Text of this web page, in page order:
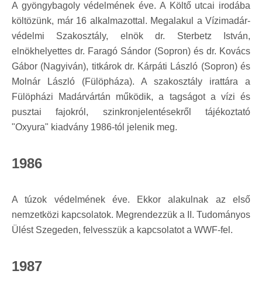
A gyöngybagoly védelmének éve. A Költő utcai irodába
költözünk, már 16 alkalmazottal. Megalakul a Vízimadár-
védelmi Szakosztály, elnök dr. Sterbetz István,
elnökhelyettes dr. Faragó Sándor (Sopron) és dr. Kovács
Gábor (Nagyiván), titkárok dr. Kárpáti László (Sopron) és
Molnár László (Fülöpháza). A szakosztály irattára a
Fülöpházi Madárvártán működik, a tagságot a vízi és
pusztai fajokról, szinkronjelentésekről tájékoztató
"Oxyura" kiadvány 1986-tól jelenik meg.
1986
A túzok védelmének éve. Ekkor alakulnak az első
nemzetközi kapcsolatok. Megrendezzük a II. Tudományos
Ülést Szegeden, felvesszük a kapcsolatot a WWF-fel.
1987